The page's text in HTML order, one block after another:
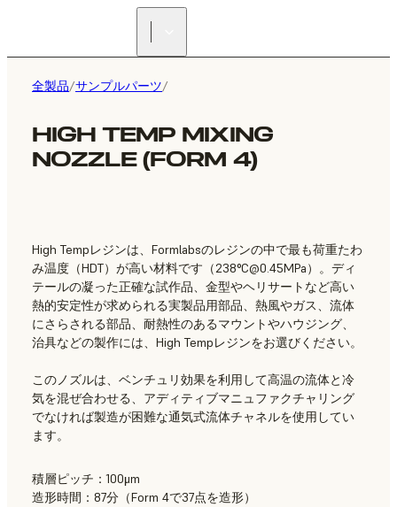
全製品/サンプルパーツ/
HIGH TEMP MIXING
NOZZLE (FORM 4)
High Tempレジンは、Formlabsのレジンの中で最も荷重たわ
み温度（HDT）が高い材料です（238°C@0.45MPa）。ディ
テールの凝った正確な試作品、金型やヘリサートなど高い
熱的安定性が求められる実製品用部品、熱風やガス、流体
にさらされる部品、耐熱性のあるマウントやハウジング、
治具などの製作には、High Tempレジンをお選びください。
このノズルは、ベンチュリ効果を利用して高温の流体と冷
気を混ぜ合わせる、アディティブマニュファクチャリング
でなければ製造が困難な通気式流体チャネルを使用してい
ます。
積層ピッチ：100μm
造形時間：87分（Form 4で37点を造形）